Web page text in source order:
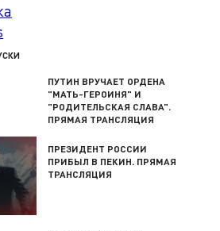
ПУТИН ВРУЧАЕТ ОРДЕНА
"МАТЬ-ГЕРОИНЯ" И
"РОДИТЕЛЬСКАЯ СЛАВА".
ПРЯМАЯ ТРАНСЛЯЦИЯ
ПРЕЗИДЕНТ РОССИИ
ПРИБЫЛ В ПЕКИН. ПРЯМАЯ
ТРАНСЛЯЦИЯ